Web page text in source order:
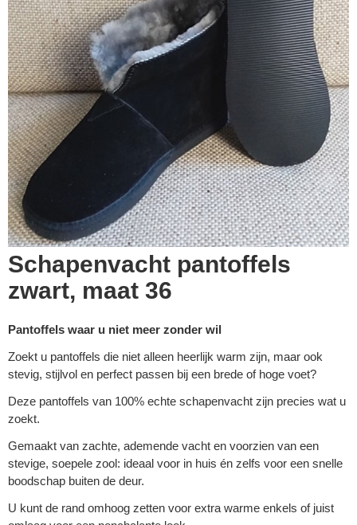
Schapenvacht pantoffels
zwart, maat 36
Pantoffels waar u niet meer zonder wil
Zoekt u pantoffels die niet alleen heerlijk warm zijn, maar ook
stevig, stijlvol en perfect passen bij een brede of hoge voet?
Deze pantoffels van 100% echte schapenvacht zijn precies wat u
zoekt.
Gemaakt van zachte, ademende vacht en voorzien van een
stevige, soepele zool: ideaal voor in huis én zelfs voor een snelle
boodschap buiten de deur.
U kunt de rand omhoog zetten voor extra warme enkels of juist